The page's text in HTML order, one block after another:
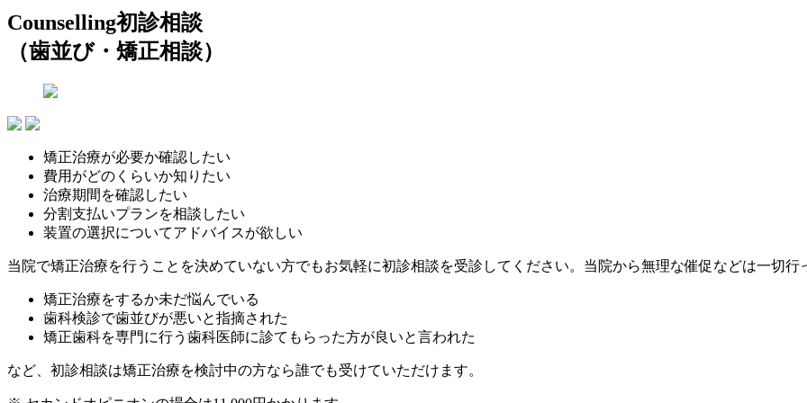
Counselling初診相談
（歯並び・矯正相談）
矯正治療が必要か確認したい
費用がどのくらいか知りたい
治療期間を確認したい
分割支払いプランを相談したい
装置の選択についてアドバイスが欲しい
当院で矯正治療を行うことを決めていない方でもお気軽に初診相談を受診してください。当院から無理な催促などは一切行
矯正治療をするか未だ悩んでいる
歯科検診で歯並びが悪いと指摘された
矯正歯科を専門に行う歯科医師に診てもらった方が良いと言われた
など、初診相談は矯正治療を検討中の方なら誰でも受けていただけます。